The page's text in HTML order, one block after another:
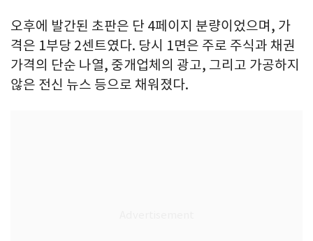
오후에 발간된 초판은 단 4페이지 분량이었으며, 가
격은 1부당 2센트였다. 당시 1면은 주로 주식과 채권
가격의 단순 나열, 중개업체의 광고, 그리고 가공하지
않은 전신 뉴스 등으로 채워졌다.